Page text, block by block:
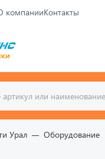
компанииКонтакты
Урал Оборудование